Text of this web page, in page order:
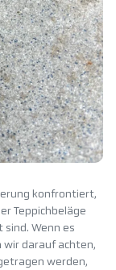
konfrontiert,
Teppichbeläge
Wenn es
wir darauf achten,
werden,